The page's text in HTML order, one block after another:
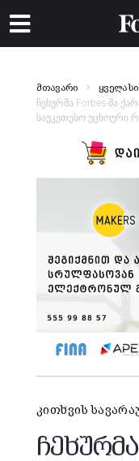
მთავარი ყველა
ჩეხურმა Forbes-მა
საუკეთესო უცხოური
კითხვის
ჩეხურმა